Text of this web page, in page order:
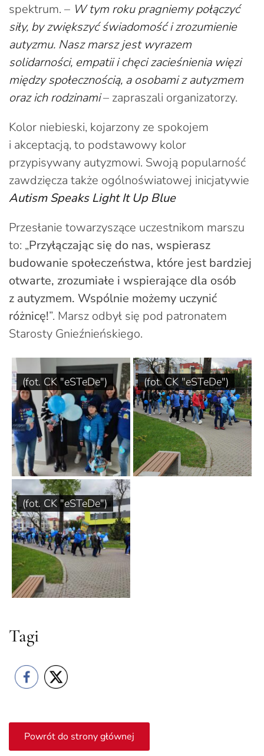
spektrum. – W tym roku pragniemy połączyć
siły, by zwiększyć świadomość i zrozumienie
autyzmu. Nasz marsz jest wyrazem
solidarności, empatii i chęci zacieśnienia więzi
między społecznością, a osobami z autyzmem
oraz ich rodzinami– zapraszali organizatorzy.
Kolor niebieski, kojarzony ze spokojem
i akceptacją, to podstawowy kolor
przypisywany autyzmowi. Swoją popularność
zawdzięcza także ogólnoświatowej inicjatywie
Autism Speaks Light It Up Blue
Przesłanie towarzyszące uczestnikom marszu
to: „Przyłączając się do nas, wspierasz
budowanie społeczeństwa, które jest bardziej
otwarte, zrozumiałe i wspierające dla osób
z autyzmem. Wspólnie możemy uczynić
różnicę!”. Marsz odbył się pod patronatem
Starosty Gnieźnieńskiego.
(fot. CK "eSTeDe") (fot. CK "eSTeDe")
(fot. CK "eSTeDe")
Tagi
Powrót do strony głównej